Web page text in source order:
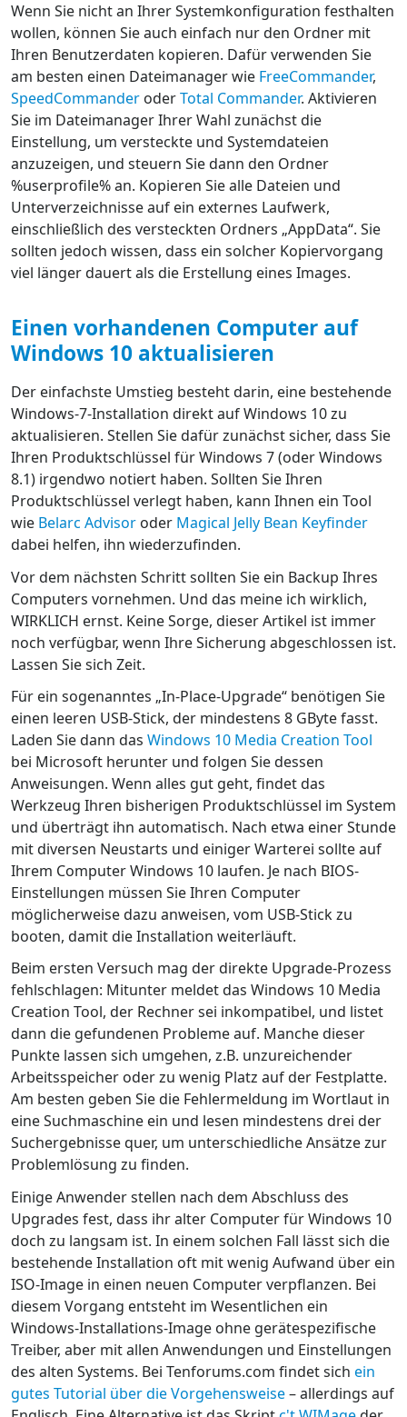
Wenn Sie nicht an Ihrer Systemkonfiguration festhalten
wollen, können Sie auch einfach nur den Ordner mit
Ihren Benutzerdaten kopieren. Dafür verwenden Sie
am besten einen Dateimanager wie FreeCommander,
SpeedCommander oderTotal Commander. Aktivieren
Sie im Dateimanager Ihrer Wahl zunächst die
Einstellung, um versteckte und Systemdateien
anzuzeigen, und steuern Sie dann den Ordner
%userprofile% an. Kopieren Sie alle Dateien und
Unterverzeichnisse auf ein externes Laufwerk,
einschließlich des versteckten Ordners „AppData“. Sie
sollten jedoch wissen, dass ein solcher Kopiervorgang
viel länger dauert als die Erstellung eines Images.
Einen vorhandenen Computer auf
Windows 10 aktualisieren
Der einfachste Umstieg besteht darin, eine bestehende
Windows-7-Installation direkt auf Windows 10 zu
aktualisieren. Stellen Sie dafür zunächst sicher, dass Sie
Ihren Produktschlüssel für Windows 7 (oder Windows
8.1) irgendwo notiert haben. Sollten Sie Ihren
Produktschlüssel verlegt haben, kann Ihnen ein Tool
wie Belarc Advisor oder Magical Jelly Bean Keyfinder
dabei helfen, ihn wiederzufinden.
Vor dem nächsten Schritt sollten Sie ein Backup Ihres
Computers vornehmen. Und das meine ich wirklich,
WIRKLICH ernst. Keine Sorge, dieser Artikel ist immer
noch verfügbar, wenn Ihre Sicherung abgeschlossen ist.
Lassen Sie sich Zeit.
Für ein sogenanntes „In-Place-Upgrade“ benötigen Sie
einen leeren USB-Stick, der mindestens 8 GByte fasst.
Laden Sie dann das Windows 10 Media Creation Tool
bei Microsoft herunter und folgen Sie dessen
Anweisungen. Wenn alles gut geht, findet das
Werkzeug Ihren bisherigen Produktschlüssel im System
und überträgt ihn automatisch. Nach etwa einer Stunde
mit diversen Neustarts und einiger Warterei sollte auf
Ihrem Computer Windows 10 laufen. Je nach BIOS-
Einstellungen müssen Sie Ihren Computer
möglicherweise dazu anweisen, vom USB-Stick zu
booten, damit die Installation weiterläuft.
Beim ersten Versuch mag der direkte Upgrade-Prozess
fehlschlagen: Mitunter meldet das Windows 10 Media
Creation Tool, der Rechner sei inkompatibel, und listet
dann die gefundenen Probleme auf. Manche dieser
Punkte lassen sich umgehen, z.B. unzureichender
Arbeitsspeicher oder zu wenig Platz auf der Festplatte.
Am besten geben Sie die Fehlermeldung im Wortlaut in
eine Suchmaschine ein und lesen mindestens drei der
Suchergebnisse quer, um unterschiedliche Ansätze zur
Problemlösung zu finden.
Einige Anwender stellen nach dem Abschluss des
Upgrades fest, dass ihr alter Computer für Windows 10
doch zu langsam ist. In einem solchen Fall lässt sich die
bestehende Installation oft mit wenig Aufwand über ein
ISO-Image in einen neuen Computer verpflanzen. Bei
diesem Vorgang entsteht im Wesentlichen ein
Windows-Installations-Image ohne gerätespezifische
Treiber, aber mit allen Anwendungen und Einstellungen
des alten Systems. Bei Tenforums.com findet sich ein
gutes Tutorial über die Vorgehensweise– allerdings auf